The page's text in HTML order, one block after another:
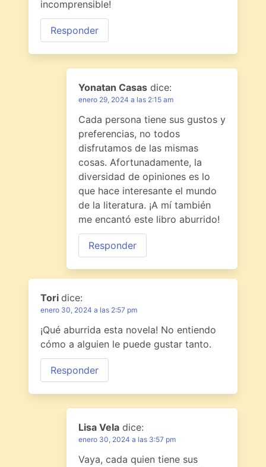
incomprensible!
Responder
Yonatan Casas dice:
enero 29, 2024 a las 2:15 am
Cada persona tiene sus gustos y
preferencias, no todos
disfrutamos de las mismas
cosas. Afortunadamente, la
diversidad de opiniones es lo
que hace interesante el mundo
de la literatura. ¡A mí también
me encantó este libro aburrido!
Responder
Tori dice:
enero 30, 2024 a las 2:57 pm
¡Qué aburrida esta novela! No entiendo
cómo a alguien le puede gustar tanto.
Responder
Lisa Vela dice:
enero 30, 2024 a las 3:57 pm
Vaya, cada quien tiene sus